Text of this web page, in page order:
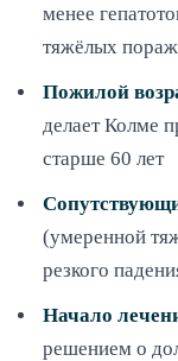
менее
тяжёлых
Пожилой
делает Колме
старше 60 лет
(умеренной
резкого
Начало
решением о